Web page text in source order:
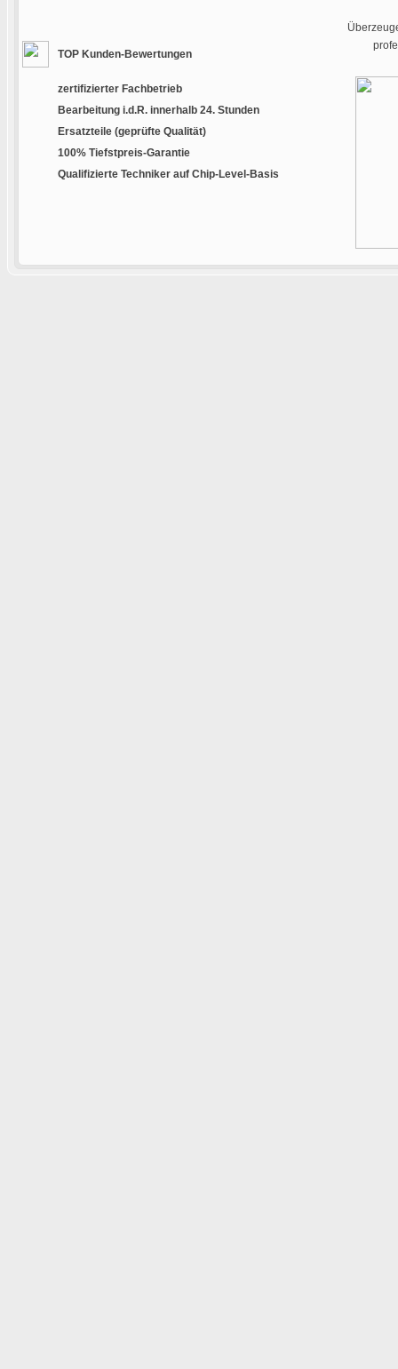
TOP Kunden-Bewertungen
zertifizierter Fachbetrieb
Bearbeitung i.d.R. innerhalb 24. Stunden
Ersatzteile (geprüfte Qualität)
100% Tiefstpreis-Garantie
Qualifizierte Techniker auf Chip-Level-Basis